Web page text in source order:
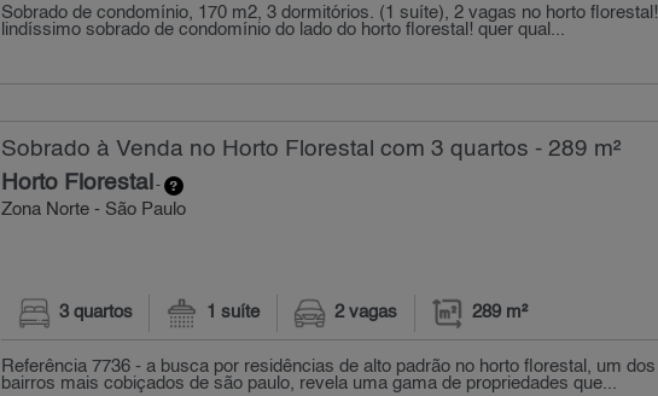
Sobrado de condomínio, 170 m2, 3 dormitórios. (1 suíte), 2 vagas no horto florestal!
lindíssimo sobrado de condomínio do lado do horto florestal! quer qual...
Sobrado à Venda no Horto Florestal com 3 quartos - 289 m²
Horto Florestal -
Zona Norte - São Paulo
3 quartos 1 suíte 2 vagas 289 m²
Referência 7736 - a busca por residências de alto padrão no horto florestal, um dos
bairros mais cobiçados de são paulo, revela uma gama de propriedades que...